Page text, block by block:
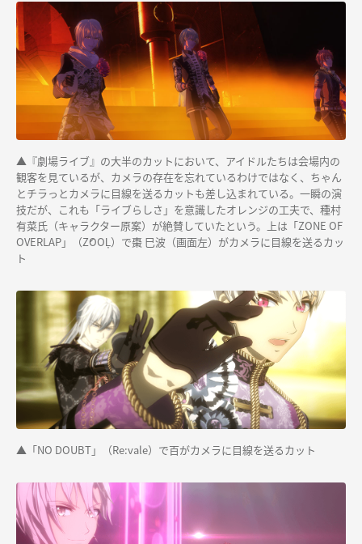
▲『劇場ライブ』の大半のカットにおいて、アイドルたちは会場内の
観客を見ているが、カメラの存在を忘れているわけではなく、ちゃん
とチラっとカメラに目線を送るカットも差し込まれている。一瞬の演
技だが、これも「ライブらしさ」を意識したオレンジの工夫で、種村
有菜氏（キャラクター原案）が絶賛していたという。上は「ZONE OF
OVERLAP」（ŹOOĻ）で棗 巳波（画面左）がカメラに目線を送るカッ
ト
▲「NO DOUBT」（Re:vale）で百がカメラに目線を送るカット